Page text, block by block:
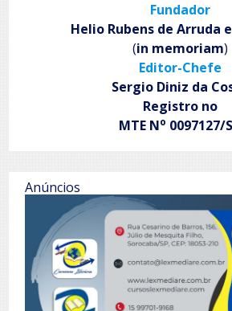
Fundador
Helio Rubens de Arruda
(in memoriam)
Editor-Chefe
Sergio Diniz da
Registro no
MTE No 0097127/
Anúncios